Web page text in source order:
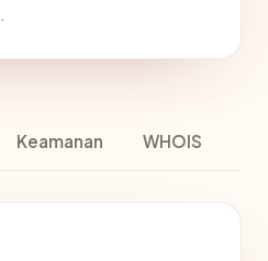
.
Keamanan WHOIS